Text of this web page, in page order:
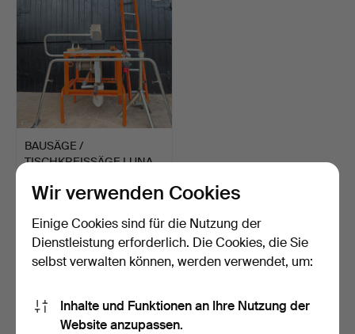
BAUSÄGE /
TISCHKREISSÄGE LUNA
1 Gebot
Suche speichern
Archiv
suchen.
Wir verwenden Cookies
Einige Cookies sind für die Nutzung der
Dienstleistung erforderlich. Die Cookies, die Sie
selbst verwalten können, werden verwendet, um:
Inhalte und Funktionen an Ihre Nutzung der
Website anzupassen.